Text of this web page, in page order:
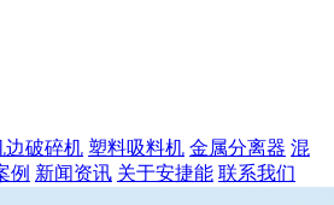
边破碎机 塑料吸料机 金属分离器 混
例 新闻资讯 关于安捷能 联系我们